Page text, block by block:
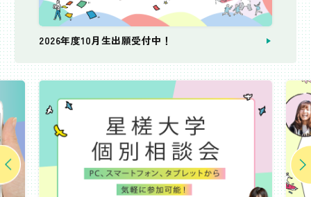
2026年度10月生出願受付中！